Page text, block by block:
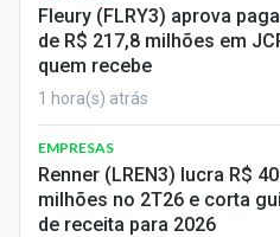
Sobre
Expediente
Contato
Fleury (FLRY3) aprova
de R$ 217,8 milhões em
quem recebe
1 hora(s) atrás
EMPRESAS
Renner (LREN3) lucra R$
milhões no 2T26 e corta
de receita para 2026